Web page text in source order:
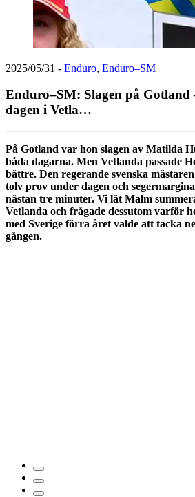
2025/05/31 - Enduro, Enduro–SM
Enduro–SM: Slagen på Gotland
dagen i Vetla…
På Gotland var hon slagen av Matilda
båda dagarna. Men Vetlanda passade
bättre. Den regerande svenska
tolv prov under dagen och
nästan tre minuter. Vi lät Malm
Vetlanda och frågade dessutom varför
med Sverige förra året valde att tacka
gången.